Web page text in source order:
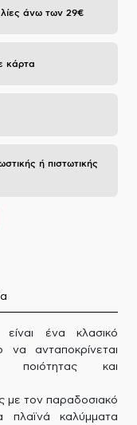
άνω των 29€
κάρτα
ή πιστωτικής
ένα κλασικό
να ανταποκρίνεται
ποιότητας και
με τον παραδοσιακό
καλύμματα